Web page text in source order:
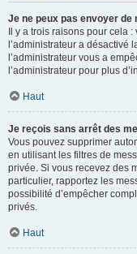
Je ne peux pas envoyer de
Il y a trois raisons pour cela
l’administrateur a désactivé
l’administrateur vous a
l’administrateur pour plus
Haut
Je reçois sans arrêt des
Vous pouvez supprimer
en utilisant les filtres de
privée. Si vous recevez des
particulier, rapportez les
possibilité d’empêcher
privés.
Haut